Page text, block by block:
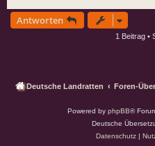
Antworten
1 Beitrag •
Deutsche Landratten Foren-
Powered by phpBB®
Deutsche
Datenschutz|